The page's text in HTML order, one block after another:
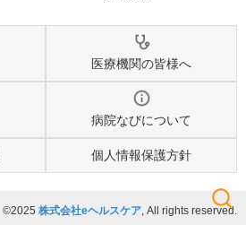
検索
医療機関の皆様へ
病院なびについて
個人情報保護方針
©2025 株式会社eヘルスケア, All rights reserved.